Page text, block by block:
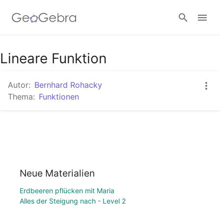
Anmelden
Lineare Funktion
Autor: Bernhard Rohacky
Thema: Funktionen
Neue Materialien
Erdbeeren pflücken mit Maria
Alles der Steigung nach - Level 2